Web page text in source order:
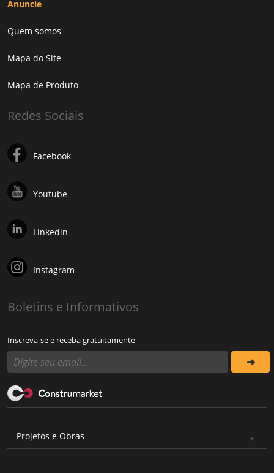
Anuncie
Quem somos
Mapa do Site
Mapa de Produto
Redes Sociais
Facebook
Youtube
Linkedin
Instagram
Boletins e Informativos
Inscreva-se e receba gratuitamente
Projetos e Obras